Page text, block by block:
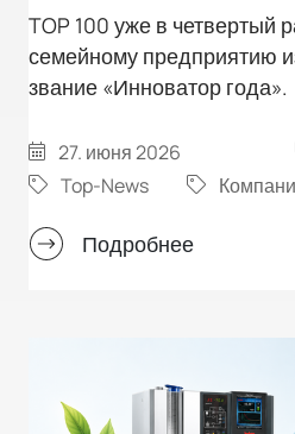
TOP 100 уже в четвертый
семейному предприятию
звание «Инноватор года».
27. июня 2026
Top-News
Подробнее